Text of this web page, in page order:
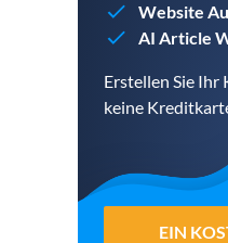
Website
AI Article
Erstellen Sie Ihr
keine
EIN